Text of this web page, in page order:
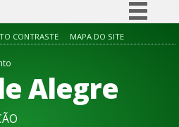
Simplifique!
Acesso à informação
CONTRASTE MAPA DO SITE
Alegre